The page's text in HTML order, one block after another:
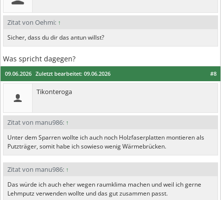
Zitat von Oehmi: ↑
Sicher, dass du dir das antun willst?
Was spricht dagegen?
#8
09.06.2026 Zuletzt bearbeitet: 09.06.2026
Tikonteroga
Zitat von manu986: ↑
Unter dem Sparren wollte ich auch noch Holzfaserplatten montieren als
Putzträger, somit habe ich sowieso wenig Wärmebrücken.
Zitat von manu986: ↑
Das würde ich auch eher wegen raumklima machen und weil ich gerne
Lehmputz verwenden wollte und das gut zusammen passt.